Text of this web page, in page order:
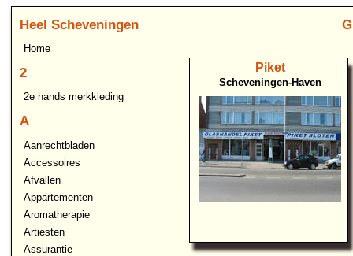
Heel Scheveningen
Home
2
2e hands merkkleding
A
Aanrechtbladen
Accessoires
Afvallen
Appartementen
Aromatherapie
Artiesten
Assurantie
Piket
Scheveningen-Haven